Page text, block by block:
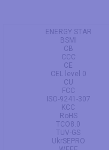
ENERGY STAR
BSMI
CB
CCC
CE
CEL level 0
CU
FCC
ISO-9241-307
KCC
RoHS
TCO8.0
TUV-GS
UkrSEPRO